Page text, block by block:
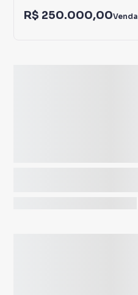
R$ 250.000,00Venda